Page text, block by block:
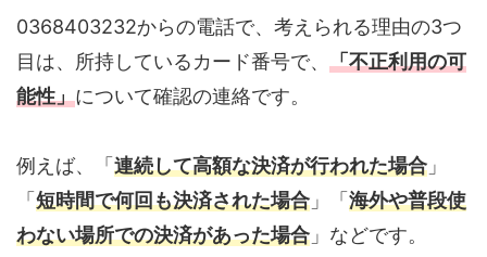
0368403232からの電話で、考えられる理由の3つ
目は、所持しているカード番号で、 「不正利用の可
能性」について確認の連絡です。
例えば、「 連続して高額な決済が行われた場合 」
「 短時間で何回も決済された場合 」「 海外や普段使
わない場所での決済があった場合 」などです。